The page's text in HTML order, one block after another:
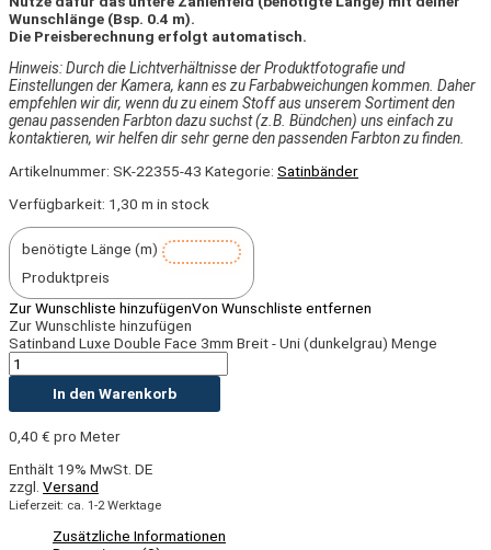
Wunschlänge (Bsp. 0.4 m).
Die Preisberechnung erfolgt automatisch.
Hinweis: Durch die Lichtverhältnisse der Produktfotografie und
Einstellungen der Kamera, kann es zu Farbabweichungen kommen. Daher
empfehlen wir dir, wenn du zu einem Stoff aus unserem Sortiment den
genau passenden Farbton dazu suchst (z.B. Bündchen) uns einfach zu
kontaktieren, wir helfen dir sehr gerne den passenden Farbton zu finden.
Artikelnummer: SK-22355-43 Kategorie: Satinbänder
Verfügbarkeit: 1,30 m in stock
benötigte Länge (m)
Produktpreis
Zur Wunschliste hinzufügenVon Wunschliste entfernen
Zur Wunschliste hinzufügen
Satinband Luxe Double Face 3mm Breit - Uni (dunkelgrau) Menge
In den Warenkorb
0,40 € pro Meter
Enthält 19% MwSt. DE
zzgl. Versand
Lieferzeit: ca. 1-2 Werktage
Zusätzliche Informationen